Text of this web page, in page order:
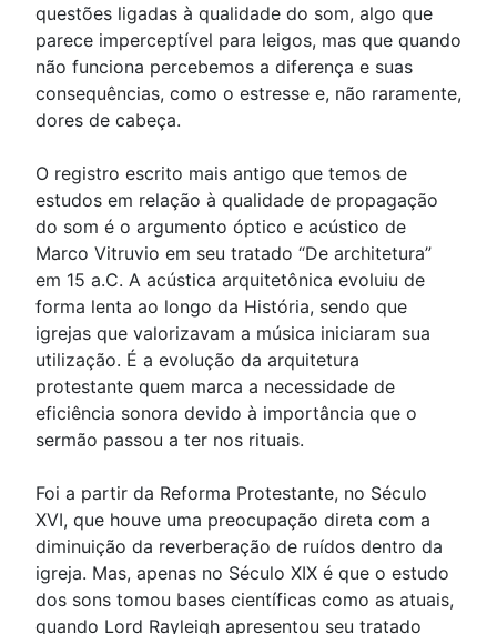
questões ligadas à qualidade do som, algo que
parece imperceptível para leigos, mas que quando
não funciona percebemos a diferença e suas
consequências, como o estresse e, não raramente,
dores de cabeça.
O registro escrito mais antigo que temos de
estudos em relação à qualidade de propagação
do som é o argumento óptico e acústico de
Marco Vitruvio em seu tratado “De architetura”
em 15 a.C. A acústica arquitetônica evoluiu de
forma lenta ao longo da História, sendo que
igrejas que valorizavam a música iniciaram sua
utilização. É a evolução da arquitetura
protestante quem marca a necessidade de
eficiência sonora devido à importância que o
sermão passou a ter nos rituais.
Foi a partir da Reforma Protestante, no Século
XVI, que houve uma preocupação direta com a
diminuição da reverberação de ruídos dentro da
igreja. Mas, apenas no Século XIX é que o estudo
dos sons tomou bases científicas como as atuais,
quando Lord Rayleigh apresentou seu tratado